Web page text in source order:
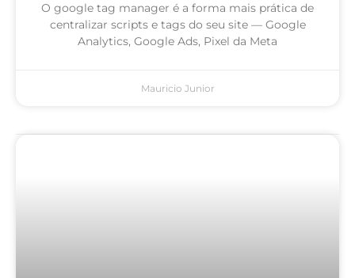
O google tag manager é a forma mais prática de
centralizar scripts e tags do seu site — Google
Analytics, Google Ads, Pixel da Meta
Mauricio Junior